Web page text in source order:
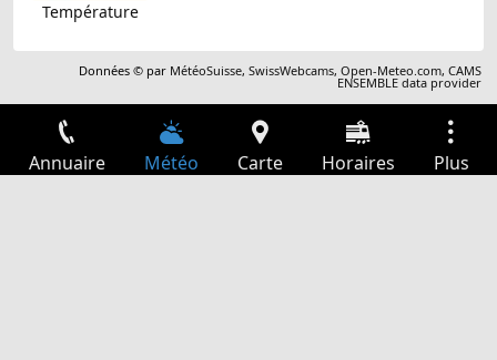
Température
Données © par MétéoSuisse,SwissWebcams,Open-Meteo.com,CAMS
ENSEMBLE data provider
Annuaire Météo Carte Horaires Plus